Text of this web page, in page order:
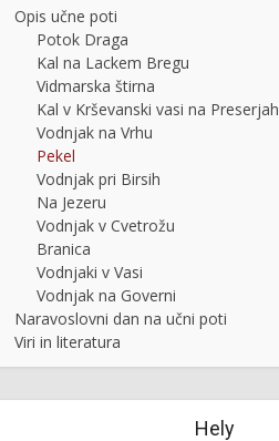
Opis učne poti
Potok Draga
Kal na Lackem Bregu
Vidmarska štirna
Kal v Krševanski vasi na Preserjah
Vodnjak na Vrhu
Pekel
Vodnjak pri Birsih
Na Jezeru
Vodnjak v Cvetrožu
Branica
Vodnjaki v Vasi
Vodnjak na Governi
Naravoslovni dan na učni poti
Viri in literatura
Hely